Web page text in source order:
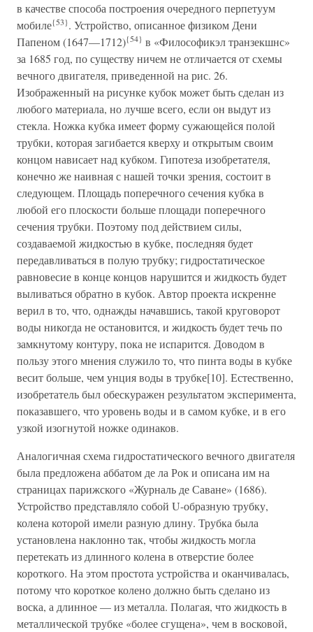
в качестве способа построения очередного перпетуум
мобиле{53}. Устройство, описанное физиком Дени
Папеном (1647—1712){54} в «Философикэл транзекшнс»
за 1685 год, по существу ничем не отличается от схемы
вечного двигателя, приведенной на рис. 26.
Изображенный на рисунке кубок может быть сделан из
любого материала, но лучше всего, если он выдут из
стекла. Ножка кубка имеет форму сужающейся полой
трубки, которая загибается кверху и открытым своим
концом нависает над кубком. Гипотеза изобретателя,
конечно же наивная с нашей точки зрения, состоит в
следующем. Площадь поперечного сечения кубка в
любой его плоскости больше площади поперечного
сечения трубки. Поэтому под действием силы,
создаваемой жидкостью в кубке, последняя будет
передавливаться в полую трубку; гидростатическое
равновесие в конце концов нарушится и жидкость будет
выливаться обратно в кубок. Автор проекта искренне
верил в то, что, однажды начавшись, такой круговорот
воды никогда не остановится, и жидкость будет течь по
замкнутому контуру, пока не испарится. Доводом в
пользу этого мнения служило то, что пинта воды в кубке
весит больше, чем унция воды в трубке[10]. Естественно,
изобретатель был обескуражен результатом эксперимента,
показавшего, что уровень воды и в самом кубке, и в его
узкой изогнутой ножке одинаков.
Аналогичная схема гидростатического вечного двигателя
была предложена аббатом де ла Рок и описана им на
страницах парижского «Журналь де Саване» (1686).
Устройство представляло собой U-образную трубку,
колена которой имели разную длину. Трубка была
установлена наклонно так, чтобы жидкость могла
перетекать из длинного колена в отверстие более
короткого. На этом простота устройства и оканчивалась,
потому что короткое колено должно быть сделано из
воска, а длинное — из металла. Полагая, что жидкость в
металлической трубке «более сгущена», чем в восковой,